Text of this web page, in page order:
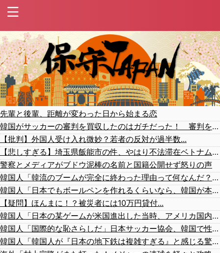
先輩と後輩、距離が変わった日から始まる恋
韓国がサッカーの審判を買収したのはガチだった！ 審判を性接待して以降は7戦無敗だったのが判明
【批判】外国人受け入れ微妙？若者の反対が過半数...
【悲しすぎる】埼玉県飯能市の件、やはり不法滞在ベトナム人でした
警察とメディアがブドウ泥棒の名前と国籍公開せず怒りの声
韓国人「韓流のブームが完全に終わった理由って何なんだ？日本でも全然K-POPの話題が出てないようだけど…（ﾌﾞﾙﾌﾞﾙ」＝韓国の反応
韓国人「日本でもボールペンを作れるくらいなら、韓国が本気を出せばすぐ作れるはずです」
【疑問】ほんまに！？被災者には10万円貸付...
韓国人「日本の某ゲームが米国進出した当時、アメリカ国内で巻き起こった熱狂的ブームの様子がこちら…」＝韓国の反応
韓国人「国際的な恥さらしだ」日本サッカー協会、韓国で性接待疑惑関連の審判4人を調査開始
韓国人「韓国人が『日本の地下鉄は複雑すぎる』と感じる驚きの理由がこちらです‥」→「あまりの難易度の高さに冷や汗をかいた‥」